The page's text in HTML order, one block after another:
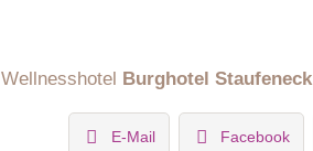
Wellnesshotel Burghotel Staufeneck
E-Mail Facebook